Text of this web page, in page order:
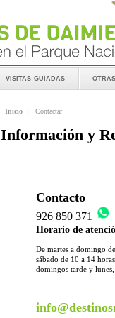
visitas guiadas
Inicio :: Contactar
Información y
Contacto
926 850 371
Horario de
De martes a domingo
sábado de 10 a 14 horas,
domingos tarde y lunes,